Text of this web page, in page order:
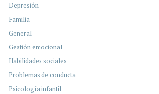
Depresión
Familia
General
Gestión emocional
Habilidades sociales
Problemas de conducta
Psicología infantil